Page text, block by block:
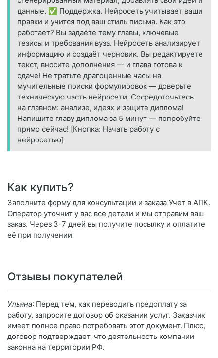
данные. ✅ Поддержка. Нейросеть учитывает ваши
правки и учится под ваш стиль письма. Как это
работает? Вы задаёте тему главы, ключевые
тезисы и требования вуза. Нейросеть анализирует
информацию и создаёт черновик. Вы редактируете
текст, вносите дополнения — и глава готова к
сдаче! Не тратьте драгоценные часы на
мучительные поиски формулировок — доверьте
техническую часть нейросети. Сосредоточьтесь
на главном: анализе, идеях и защите диплома!
Напишите главу диплома за 5 минут — попробуйте
прямо сейчас! [Кнопка: Начать работу с
нейросетью]
Как купить?
Заполните форму для консультации и заказа Учет в АПК.
Оператор уточнит у вас все детали и мы отправим ваш
заказ. Через 3-7 дней вы получите посылку и оплатите
её при получении.
Отзывы покупателей
Ульяна: Перед тем, как переводить предоплату за
работу, запросите договор об оказании услуг. Заказчик
имеет полное право потребовать этот документ. Плюс,
договор подтверждает, что деятельность компании
законна на территории РФ.